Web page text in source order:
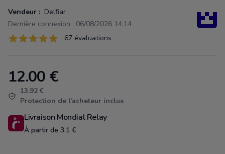
Vendeur : Delfiar
Dernière connexion : 06/08/2026 14:14
Évaluations
67 sur 5 étoiles 67 évaluations
Product information
12.00 €
13.92 €
Protection de l'acheteur inclus
Livraison Mondial Relay
À partir de 3.1 €